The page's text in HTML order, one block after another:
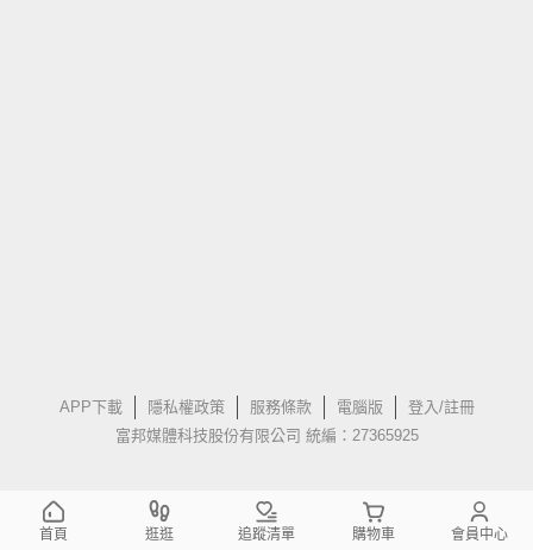
APP下載 隱私權政策 服務條款 電腦版
登入/註冊
富邦媒體科技股份有限公司 統編：27365925
首頁 逛逛 追蹤清單 購物車 會員中心